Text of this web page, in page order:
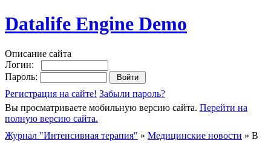
Datalife Engine Demo
Описание сайта
Логин:
Пароль:
Регистрация на сайте! Забыли пароль?
Вы просматриваете мобильную версию сайта. Перейти на
полную версию сайта.
Журнал "Интенсивная терапия" » Медицинские новости » В